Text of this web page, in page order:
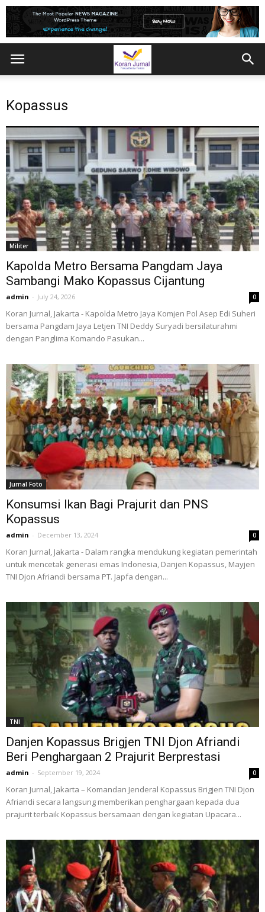
Kopassus
Militer
Kapolda Metro Bersama Pangdam Jaya
Sambangi Mako Kopassus Cijantung
admin - July 24, 2026 0
Koran Jurnal, Jakarta - Kapolda Metro Jaya Komjen Pol Asep Edi Suheri
bersama Pangdam Jaya Letjen TNI Deddy Suryadi bersilaturahmi
dengan Panglima Komando Pasukan...
Jurnal Foto
Konsumsi Ikan Bagi Prajurit dan PNS
Kopassus
admin - December 13, 2024 0
Koran Jurnal, Jakarta - Dalam rangka mendukung kegiatan pemerintah
untuk mencetak generasi emas Indonesia, Danjen Kopassus, Mayjen
TNI Djon Afriandi bersama PT. Japfa dengan...
TNI
Danjen Kopassus Brigjen TNI Djon Afriandi
Beri Penghargaan 2 Prajurit Berprestasi
admin - September 19, 2024 0
Koran Jurnal, Jakarta – Komandan Jenderal Kopassus Brigjen TNI Djon
Afriandi secara langsung memberikan penghargaan kepada dua
prajurit terbaik Kopassus bersamaan dengan kegiatan Upacara...